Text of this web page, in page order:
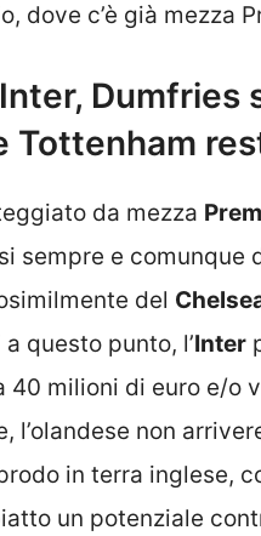
dove c’è già mezza
Dumfries
Tottenham
da mezza
sempre e
del
questo punto, l’Inter
40 milioni di euro e/o
l’olandese non
in terra inglese,
un potenziale